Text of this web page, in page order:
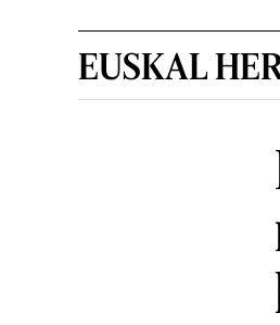
EUSKAL